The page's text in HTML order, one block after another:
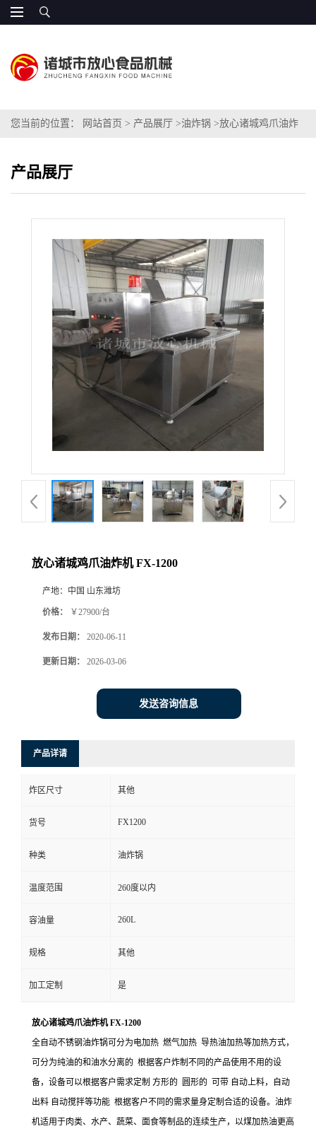
您当前的位置： 网站首页 > 产品展厅 >油炸锅 >放心诸城鸡爪油炸
产品展厅
放心诸城鸡爪油炸机 FX-1200
产地： 中国 山东潍坊
价格： ￥27900/台
发布日期： 2020-06-11
更新日期： 2026-03-06
发送咨询信息
产品详请
炸区尺寸 其他
货号 FX1200
种类 油炸锅
温度范围 260度以内
容油量 260L
规格 其他
加工定制 是
放心诸城鸡爪油炸机 FX-1200
全自动不锈钢油炸锅可分为电加热 燃气加热 导热油加热等加热方式，
可分为纯油的和油水分离的 根据客户炸制不同的产品使用不用的设
备，设备可以根据客户需求定制 方形的 圆形的 可带 自动上料，自动
出料 自动搅拌等功能 根据客户不同的需求量身定制合适的设备。油炸
机适用于肉类、水产、蔬菜、面食等制品的连续生产，以煤加热油更高